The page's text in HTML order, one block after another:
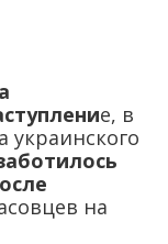
е, в
украинского
на